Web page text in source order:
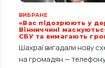
ВИБРАНЕ
«Вас підозрюють у
Вінниччині
СБУ та вимагають
Шахраї вигадали нову
на громадян —